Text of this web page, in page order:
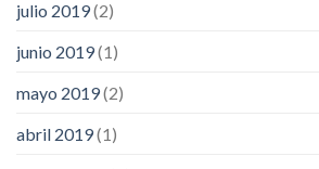
julio 2019(2)
junio 2019(1)
mayo 2019(2)
abril 2019(1)